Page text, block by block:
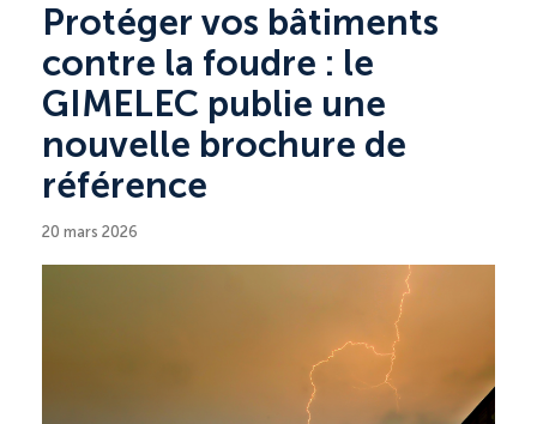
Protéger vos bâtiments
contre la foudre : le
GIMELEC publie une
nouvelle brochure de
référence
20 mars 2026